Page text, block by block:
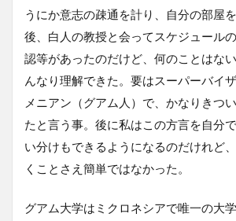
うにか意志の疎通を計り、自分の部屋
後、白人の教授と会ってスケジュール
認等があったのだけど、何のことはな
んなり理解できた。要はスーパーバイ
メニアン（グアム人）で、かなりきつ
たと言う事。後に私はこの方言を自分
い分けもできるようになるのだけれど
くことさえ簡単ではなかった。
グアム大学はミクロネシアで唯一の大